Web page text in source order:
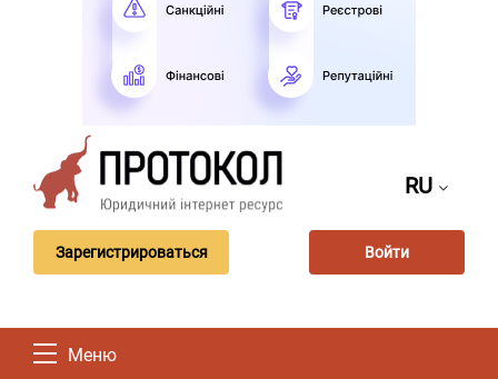
RU
Зарегистрироваться Войти
Меню